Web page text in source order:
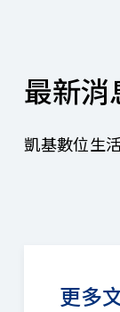
最新消
凱基數位生
更多